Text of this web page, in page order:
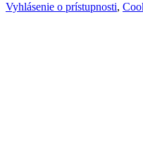
Vyhlásenie o prístupnosti,